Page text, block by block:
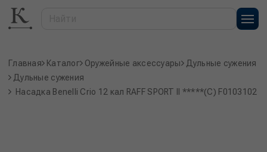
Главная Каталог Оружейные аксессуары
Дульные сужения
Дульные сужения
Насадка Benelli Crio 12 кал RAFF SPORT II *****(C) F0103102